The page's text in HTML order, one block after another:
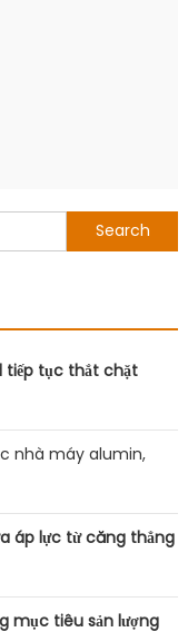
tiếp tục thắt chặt
nhà máy alumin,
áp lực từ căng thẳng
mục tiêu sản lượng